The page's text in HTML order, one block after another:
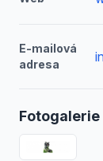
E-mailová
adresa
Fotogalerie